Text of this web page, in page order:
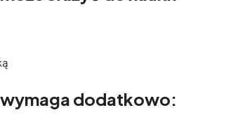
wymaga dodatkowo: